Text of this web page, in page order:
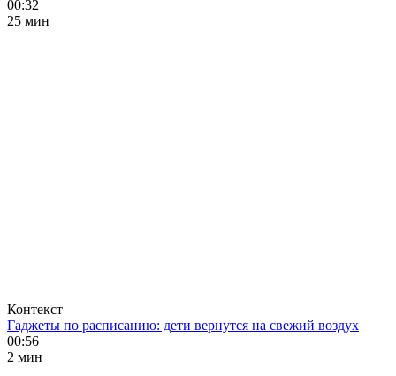
00:32
25 мин
Контекст
Гаджеты по расписанию: дети вернутся на свежий воздух
00:56
2 мин